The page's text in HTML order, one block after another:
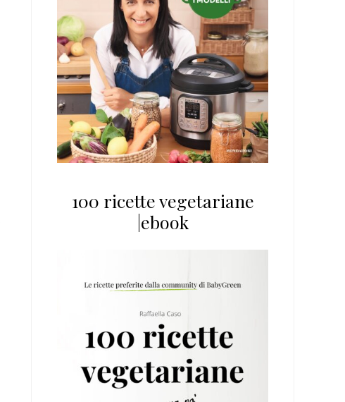
100 ricette vegetariane
|ebook